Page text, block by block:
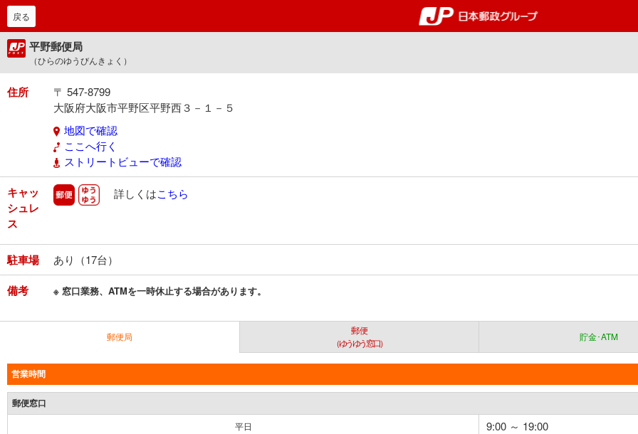
郵便局・日本郵政グルー
戻る
平野郵便局
（ひらのゆうびんきょく）
住所
〒 547-8799
大阪府大阪市平野区平野西３－１－５
地図で確認
ここへ行く
ストリートビューで確認
キャッ
シュレ
ス
郵便 ゆうゆう
詳しくはこちら
駐車場 あり（17台）
備考 ※ 窓口業務、ATMを一時休止する場合があります。
郵便局
郵便
（ゆうゆう窓口）
貯金･ATM
営業時間
郵便窓口
平日 9:00 ～ 19:00